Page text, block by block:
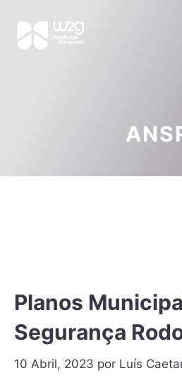
Planos
Segurança
10 Abril, 2023 por Luís